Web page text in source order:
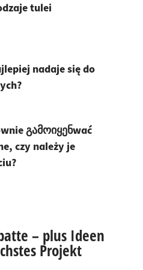
tulei
nadaje się do
გამოიყენwać
czy należy je
– plus Ideen
Projekt